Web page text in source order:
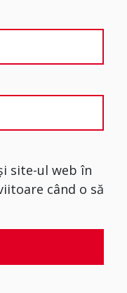
site-ul web în
când o să